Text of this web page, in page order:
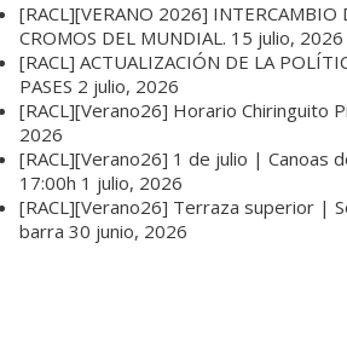
[RACL][VERANO 2026] INTERCAMBIO
CROMOS DEL MUNDIAL. 15 julio, 2026
[RACL] ACTUALIZACIÓN DE LA
PASES 2 julio, 2026
[RACL][Verano26] Horario Chiringuito
2026
[RACL][Verano26] 1 de julio | Canoas
17:00h 1 julio, 2026
[RACL][Verano26] Terraza superior |
barra 30 junio, 2026